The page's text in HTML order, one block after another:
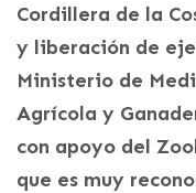
Cordillera de la
y liberación de
Ministerio de
Agrícola y
con apoyo del
que es muy